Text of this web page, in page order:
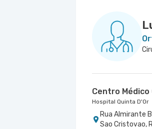
Centro
Hospital Quinta D'Or
Rua Almirante
Sao Cristovao,